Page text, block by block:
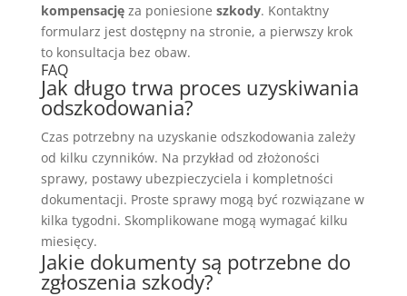
kompensacjęza poniesione szkody. Kontaktny
formularz jest dostępny na stronie, a pierwszy krok
to konsultacja bez obaw.
FAQ
Jak długo trwa proces uzyskiwania
odszkodowania?
Czas potrzebny na uzyskanie odszkodowania zależy
od kilku czynników. Na przykład od złożoności
sprawy, postawy ubezpieczyciela i kompletności
dokumentacji. Proste sprawy mogą być rozwiązane w
kilka tygodni. Skomplikowane mogą wymagać kilku
miesięcy.
Jakie dokumenty są potrzebne do
zgłoszenia szkody?